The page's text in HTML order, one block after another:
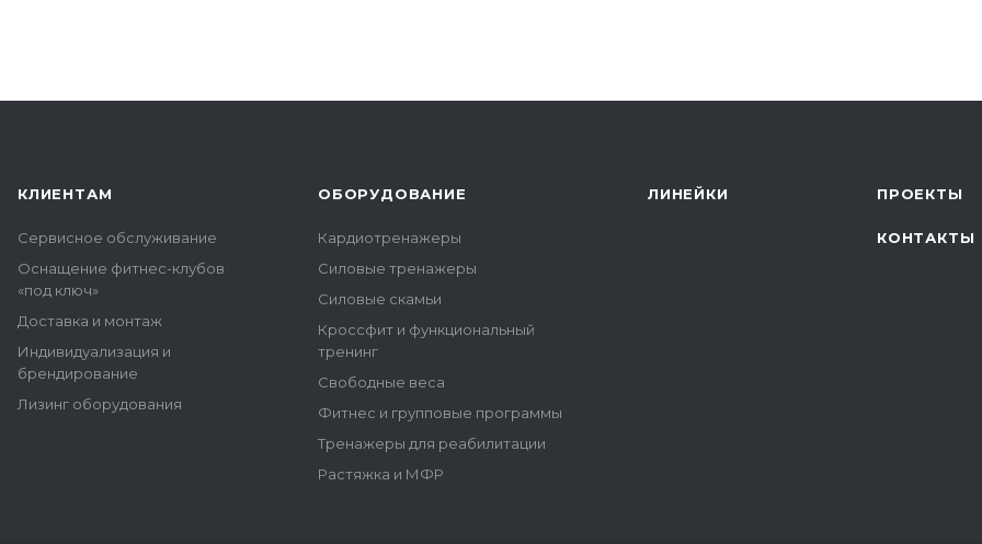
КЛИЕНТАМ
Сервисное обслуживание
Оснащение фитнес-клубов
«под ключ»
Доставка и монтаж
Индивидуализация и
брендирование
Лизинг оборудования
ОБОРУДОВАНИЕ
Кардиотренажеры
Силовые тренажеры
Силовые скамьи
Кроссфит и функциональный
тренинг
Свободные веса
Фитнес и групповые программы
Тренажеры для реабилитации
Растяжка и МФР
ЛИНЕЙКИ ПРОЕКТЫ
КОНТАКТЫ